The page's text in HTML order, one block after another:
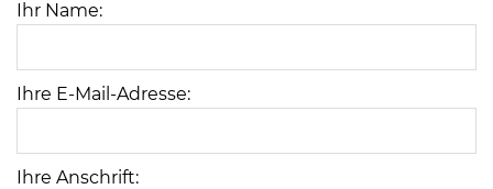
Mo,
Fr
08
Uhr
Ihr Name:
Ihre E-Mail-Adresse:
Ihre Anschrift: